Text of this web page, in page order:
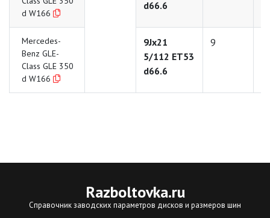
d W166
d66.6
Mercedes-
Benz GLE-
Class GLE 350
d W166
9Jx21
5/112 ET53
d66.6
9
Razboltovka.ru
Справочник заводских параметров дисков и размеров шин